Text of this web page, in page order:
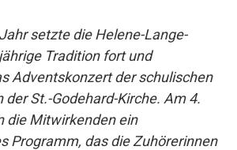
setzte die Helene-Lange-
Tradition fort und
Adventskonzert der schulischen
St.-Godehard-Kirche. Am 4.
die Mitwirkenden ein
Programm, das die Zuhörerinnen